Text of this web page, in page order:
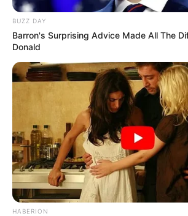
BUZZ DAY
Barron's Surprising Advice Made All The
Donald
HABERION